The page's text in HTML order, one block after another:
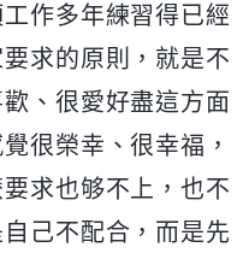
作多年練習得已經
求的原則，就是不
、很愛好盡這方面
很榮幸、很幸福，
求也够不上，也不
己不配合，而是先